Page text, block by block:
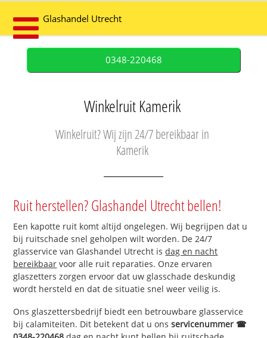
Glashandel Utrecht
0348-220468
Winkelruit Kamerik
Winkelruit? Wij zijn 24/7 bereikbaar in
Kamerik
Ruit herstellen? Glashandel Utrecht bellen!
Een kapotte ruit komt altijd ongelegen. Wij begrijpen dat u
bij ruitschade snel geholpen wilt worden. De 24/7
glasservice van Glashandel Utrecht isdag en nacht
bereikbaar voor alle ruit reparaties. Onze ervaren
glaszetters zorgen ervoor dat uw glasschade deskundig
wordt hersteld en dat de situatie snel weer veilig is.
Ons glaszettersbedrijf biedt een betrouwbare glasservice
bij calamiteiten. Dit betekent dat u onsservicenummer ☎